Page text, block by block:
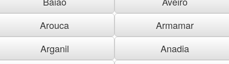
Arouca
Armamar
Arganil
Anadia